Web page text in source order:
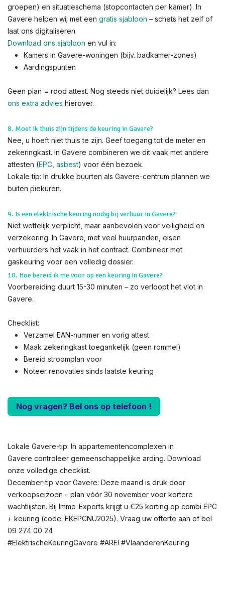
groepen) en situatieschema (stopcontacten per kamer). In
Gavere helpen wij met een gratis sjabloon – schets het zelf of
laat ons digitaliseren.
Download ons sjabloon en vul in:
Kamers in Gavere-woningen (bijv. badkamer-zones)
Aardingspunten
Geen plan = rood attest. Nog steeds niet duidelijk? Lees dan
ons extra advies hierover.
8. Moet ik thuis zijn tijdens de keuring in Gavere?
Nee, u hoeft niet thuis te zijn. Geef toegang tot de meter en
zekeringkast. In Gavere combineren we dit vaak met andere
attesten (EPC asbest) voor één bezoek.
Lokale tip: In drukke buurten als Gavere-centrum plannen we
buiten piekuren.
9. Is een elektrische keuring nodig bij verhuur in Gavere?
Niet wettelijk verplicht, maar aanbevolen voor veiligheid en
verzekering. In Gavere, met veel huurpanden, eisen
verhuurders het vaak in het contract. Combineer met
gaskeuring voor een volledig dossier.
10. Hoe bereid ik me voor op een keuring in Gavere?
Voorbereiding duurt 15-30 minuten – zo verloopt het vlot in
Gavere.
Checklist:
Verzamel EAN-nummer en vorig attest
Maak zekeringkast toegankelijk (geen rommel)
Bereid stroomplan voor
Noteer renovaties sinds laatste keuring
Nog vragen? Bel ons op telefoon !
Lokale Gavere-tip: In appartementencomplexen in
Gavere controleer gemeenschappelijke arding. Download
onze volledige checklist.
December-tip voor Gavere: Deze maand is druk door
verkoopseizoen – plan vóór 30 november voor kortere
wachtlijsten. Bij Immo-Experts krijgt u €25 korting op combi EPC
+ keuring (code: EKEPCNU2025). Vraag uw offerte aan of bel
09 274 00 24
#ElektrischeKeuringGavere #AREI #VlaanderenKeuring